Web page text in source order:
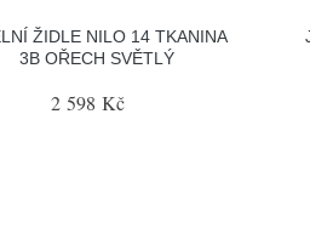
ŽIDLE NILO 14 TKANINA
3B OŘECH SVĚTLÝ
2 598 Kč